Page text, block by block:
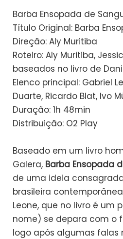
Barba Ensopada de
Título Original: Barba
Direção: Aly Muritiba
​Roteiro: Aly Muritiba,
baseados no livro de
Elenco principal: Gabriel
Duarte, Ricardo Blat, Ivo
Duração: 1h 48min
Distribuição: O2 Play
Baseado em um livro
Galera, Barba Ensopada
de uma ideia
brasileira
Leone, que no livro é um
nome) se depara com o
logo após algumas falas